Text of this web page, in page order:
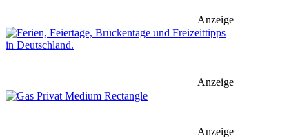
Anzeige
Anzeige
Anzeige